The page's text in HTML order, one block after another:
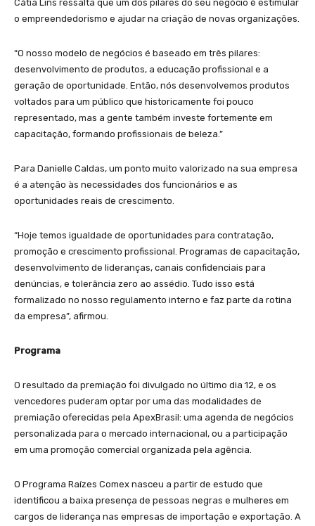
Cátia Lins ressalta que um dos pilares do seu negócio é estimular
o empreendedorismo e ajudar na criação de novas organizações.
“O nosso modelo de negócios é baseado em três pilares:
desenvolvimento de produtos, a educação profissional e a
geração de oportunidade. Então, nós desenvolvemos produtos
voltados para um público que historicamente foi pouco
representado, mas a gente também investe fortemente em
capacitação, formando profissionais de beleza.”
Para Danielle Caldas, um ponto muito valorizado na sua empresa
é a atenção às necessidades dos funcionários e as
oportunidades reais de crescimento.
“Hoje temos igualdade de oportunidades para contratação,
promoção e crescimento profissional. Programas de capacitação,
desenvolvimento de lideranças, canais confidenciais para
denúncias, e tolerância zero ao assédio. Tudo isso está
formalizado no nosso regulamento interno e faz parte da rotina
da empresa”, afirmou.
Programa
O resultado da premiação foi divulgado no último dia 12, e os
vencedores puderam optar por uma das modalidades de
premiação oferecidas pela ApexBrasil: uma agenda de negócios
personalizada para o mercado internacional, ou a participação
em uma promoção comercial organizada pela agência.
O Programa Raízes Comex nasceu a partir de estudo que
identificou a baixa presença de pessoas negras e mulheres em
cargos de liderança nas empresas de importação e exportação. A